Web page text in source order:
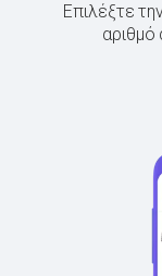
Επιλέξτε